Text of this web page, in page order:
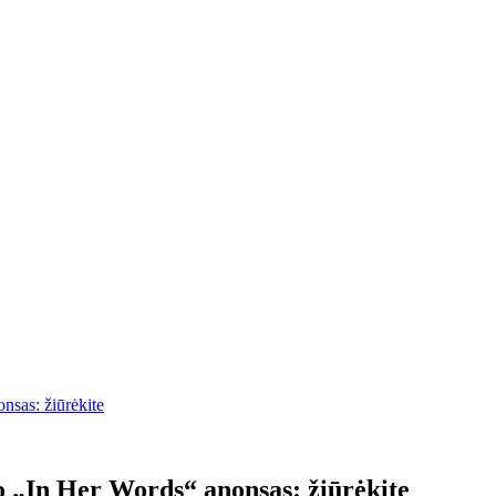
žiūrėkite
Her Words“ anonsas: žiūrėkite